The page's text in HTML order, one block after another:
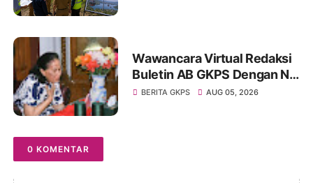
Wawancara Virtual Redaksi
Buletin AB GKPS Dengan Ny
St RK Purba Pakpak Boru
BERITA GKPS AUG 05, 2026
0 KOMENTAR